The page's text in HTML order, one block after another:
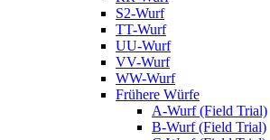
S2-Wurf
TT-Wurf
UU-Wurf
VV-Wurf
WW-Wurf
Frühere Würfe
A-Wurf (Field Trial)
B-Wurf (Field Trial)